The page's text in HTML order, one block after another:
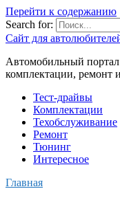
Перейти к содержанию
Search for:
Сайт для
Автомобильный
комплектации, ремонт
Тест-драйвы
Комплектации
Техобслуживание
Ремонт
Тюнинг
Интересное
Главная